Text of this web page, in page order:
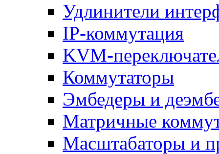
Удлинители
IP-коммутация
KVM-
Коммутаторы
Эмбедеры и
Матричные
Масштабаторы и